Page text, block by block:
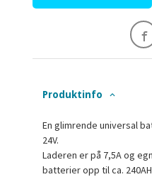
Produktinfo
En glimrende universal
24V.
Laderen er på 7,5A og
batterier opp til ca.